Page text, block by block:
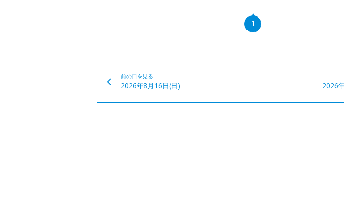
1
前の日を見る
2026年8月16日(日) 2026